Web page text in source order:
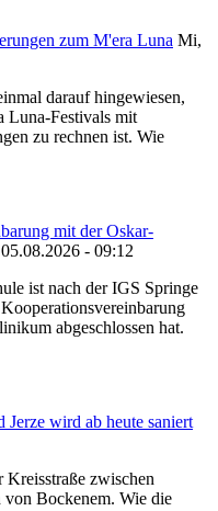
zum M'era Luna Mi,
darauf hingewiesen,
Luna-Festivals mit
zu rechnen ist. Wie
mit der Oskar-
- 09:12
ist nach der IGS Springe
abgeschlossen hat.
Jerze wird ab heute saniert
Kreisstraße zwischen
von Bockenem. Wie die